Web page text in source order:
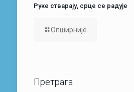
Руке стварају, срце се радује
Опширније
Претрага